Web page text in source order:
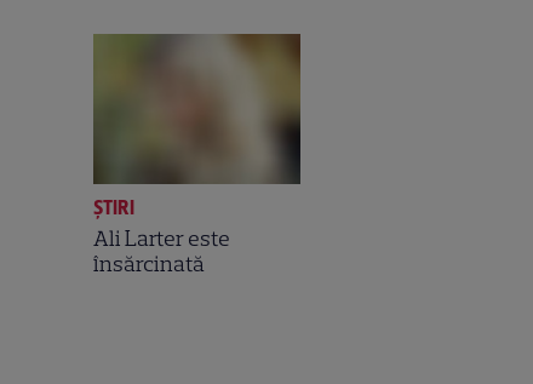
ȘTIRI
Ali Larter este
însărcinată